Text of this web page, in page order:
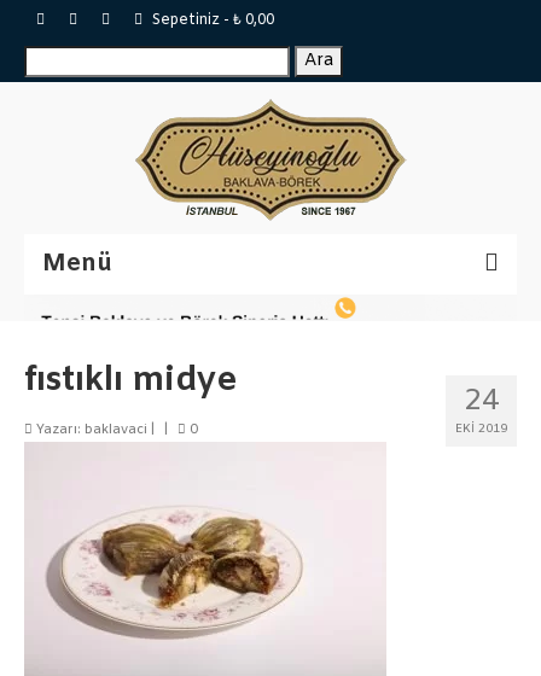
Sepetiniz - ₺0,00
Ara: Ara
Menü
Katalog
Baklavalar
Tulumba
Börekler
Pastalar
24
EKI 2019
fıstıklı midye
Yazarı: baklavaci 0